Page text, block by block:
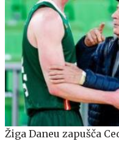
Žiga Daneu zapušča